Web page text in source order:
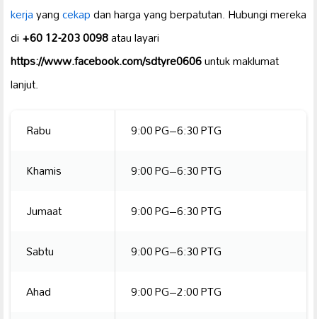
kerjayangcekapdan harga yang berpatutan. Hubungi mereka
di+60 12-203 0098atau layari
https://www.facebook.com/sdtyre0606untuk maklumat
lanjut.
Rabu
9:00 PG–6:30 PTG
Khamis
9:00 PG–6:30 PTG
Jumaat
9:00 PG–6:30 PTG
Sabtu
9:00 PG–6:30 PTG
Ahad
9:00 PG–2:00 PTG